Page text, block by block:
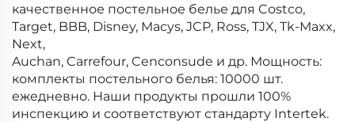
качественное постельное белье для Costco,
Target, BBB, Disney, Macys, JCP, Ross, TJX, Tk-Maxx,
Next,
Auchan, Carrefour, Cenconsude и др. Мощность:
комплекты постельного белья: 10000 шт.
ежедневно. Наши продукты прошли 100%
инспекцию и соответствуют стандарту Intertek.